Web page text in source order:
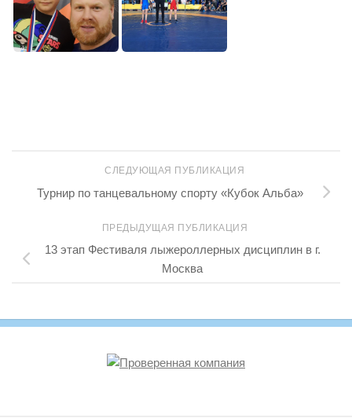
СЛЕДУЮЩАЯ ПУБЛИКАЦИЯ
Турнир по танцевальному спорту «Кубок Альба»
ПРЕДЫДУЩАЯ ПУБЛИКАЦИЯ
13 этап Фестиваля лыжероллерных дисциплин в г.
Москва